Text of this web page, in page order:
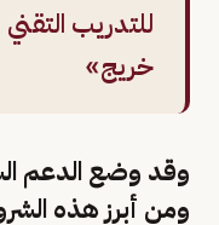
للتدريب
خريج»
وقد وضع الدعم
ومن أبرز هذه